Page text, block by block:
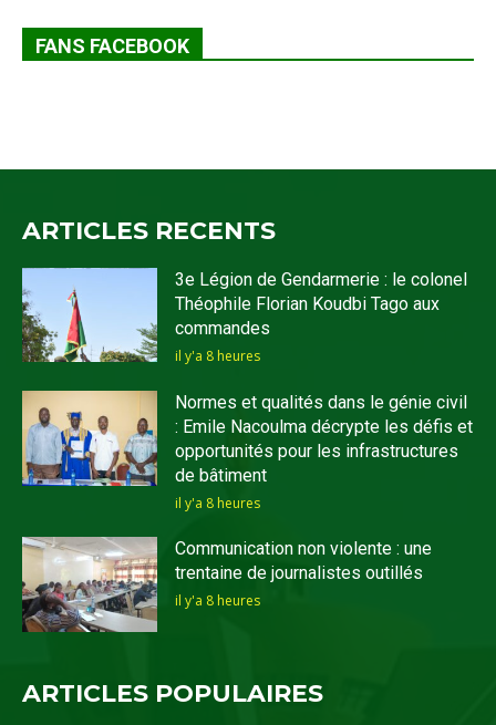
FANS FACEBOOK
ARTICLES RECENTS
3e Légion de Gendarmerie : le colonel
Théophile Florian Koudbi Tago aux
commandes
il y'a 8 heures
Normes et qualités dans le génie civil
: Emile Nacoulma décrypte les défis et
opportunités pour les infrastructures
de bâtiment
il y'a 8 heures
Communication non violente : une
trentaine de journalistes outillés
il y'a 8 heures
ARTICLES POPULAIRES